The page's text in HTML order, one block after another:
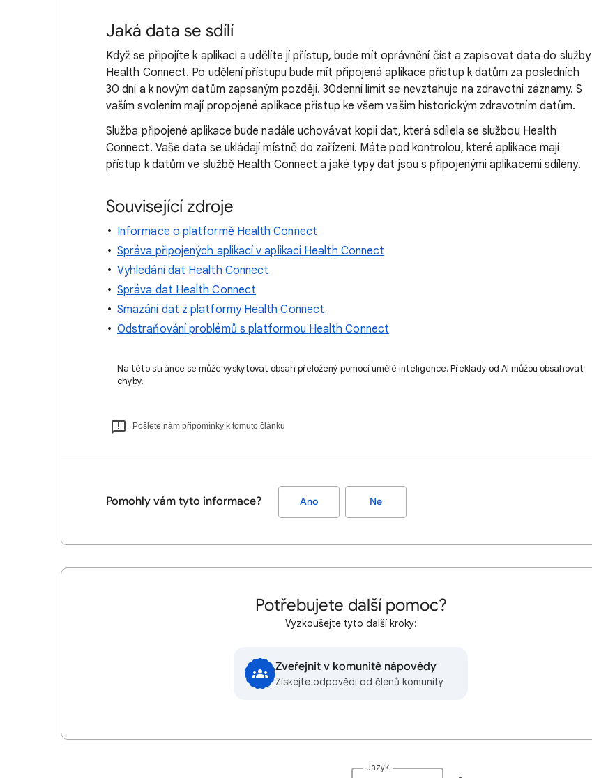
Jaká data se sdílí
Když se připojíte k aplikaci a udělíte jí přístup, bude mít oprávnění číst a zapisovat data do služby
Health Connect. Po udělení přístupu bude mít připojená aplikace přístup k datům za posledních
30 dní a k novým datům zapsaným později. 30denní limit se nevztahuje na zdravotní záznamy. S
vaším svolením mají propojené aplikace přístup ke všem vašim historickým zdravotním datům.
Služba připojené aplikace bude nadále uchovávat kopii dat, která sdílela se službou Health
Connect. Vaše data se ukládají místně do zařízení. Máte pod kontrolou, které aplikace mají
přístup k datům ve službě Health Connect a jaké typy dat jsou s připojenými aplikacemi sdíleny.
Související zdroje
Informace o platformě Health Connect
Správa připojených aplikací v aplikaci Health Connect
Vyhledání dat Health Connect
Správa dat Health Connect
Smazání dat z platformy Health Connect
Odstraňování problémů s platformou Health Connect
Na této stránce se může vyskytovat obsah přeložený pomocí umělé inteligence. Překlady od AI můžou obsahovat
chyby.
Pošlete nám připomínky k tomuto článku
Pomohly vám tyto informace? Ano Ne
Potřebujete další pomoc?
Vyzkoušejte tyto další kroky:
Zveřejnit v komunitě nápovědy
Získejte odpovědi od členů komunity
Jazyk